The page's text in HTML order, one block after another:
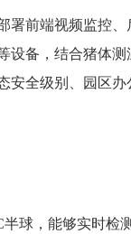
署前端视频监控
设备，结合猪体
安全级别、园区
球，能够实时检